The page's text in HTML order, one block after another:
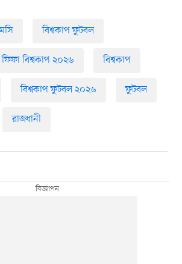
বিশ্বকাপ ফুটবল
ফিফা বিশ্বকাপ ২০২৬ বিশ্বকাপ
বিশ্বকাপ ফুটবল ২০২৬ ফুটবল
রাজধানী